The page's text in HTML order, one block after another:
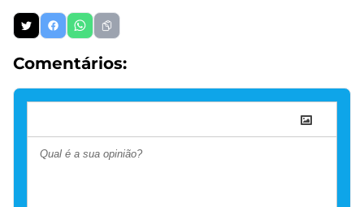
Comentários: